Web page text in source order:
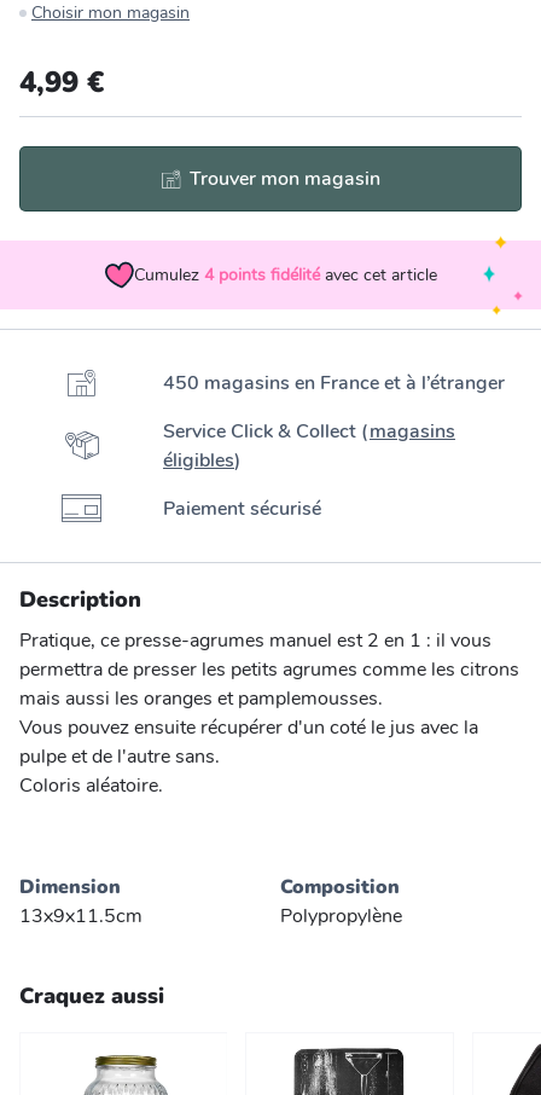
Jardin et plein air
Choisir mon magasin
4,99 €
Trouver mon magasin
Cumulez 4 points fidélité avec cet article
450 magasins en France et à l’étranger
Service Click & Collect (magasins
éligibles)
Paiement sécurisé
Description
Pratique, ce presse-agrumes manuel est 2 en 1 : il vous
permettra de presser les petits agrumes comme les citrons
mais aussi les oranges et pamplemousses.
Vous pouvez ensuite récupérer d'un coté le jus avec la
pulpe et de l'autre sans.
Coloris aléatoire.
Dimension
13x9x11.5cm
Composition
Polypropylène
Craquez aussi